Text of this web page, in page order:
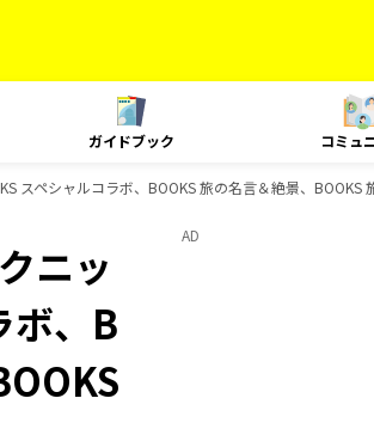
ガイドブック コミュ
ペシャルコラボ、BOOKS 旅の名言＆絶景、BOOKS
ニッ
ボ、B
AD